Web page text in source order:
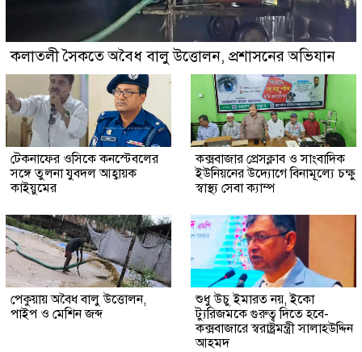
কলাতলী সৈকতে অবৈধ বালু উত্তোলন, প্রশাসনের অভিযান
টেকনাফের ওসিকে কনস্টেবলের
সঙ্গে তুলনা যুবদল আহ্বায়ক
কাইয়ুমের
কক্সবাজার প্রেসক্লাব ও সাংবাদিক
ইউনিয়নের উদ্যোগে বিনামূল্যে চক্ষু
স্বাস্থ্য সেবা ক্যাম্প
পেকুয়ায় অবৈধ বালু উত্তোলন,
পাইপ ও মেশিন জব্দ
শুধু উচু ইমারত নয়, ইকো
ট্যুরিজমকে গুরুত্ব দিতে হবে-
কক্সবাজারে স্বরাষ্ট্রমন্ত্রী সালাহউদ্দিন
আহমদ